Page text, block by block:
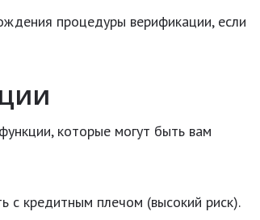
процедуры верификации, если
которые могут быть вам
с кредитным плечом (высокий риск).